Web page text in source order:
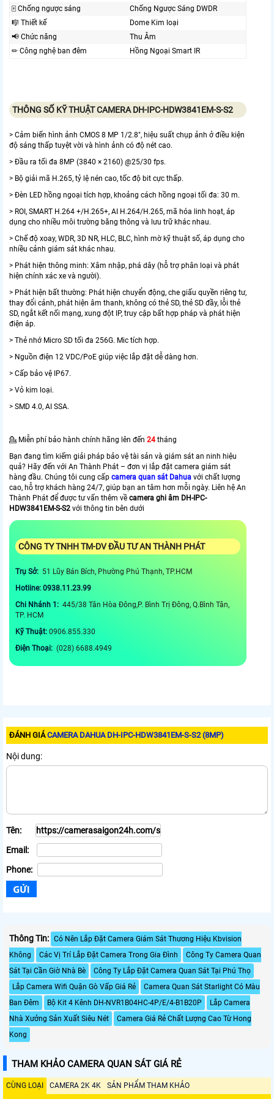
🀄 Chống ngược sáng
Chống Ngược Sáng DWDR
🎼️ Thiết kế
Dome Kim loại
📢 Chức năng
Thu Âm
✏ Công nghệ ban đêm
Hồng Ngoại Smart IR
THÔNG SỐ KỸ THUẬT CAMERA DH-IPC-HDW3841EM-S-S2
> Cảm biến hình ảnh CMOS 8 MP 1/2.8", hiệu suất chụp ảnh ở điều kiện
độ sáng thấp tuyệt vời và hình ảnh có độ nét cao.
> Đầu ra tối đa 8MP (3840 × 2160) @25/30 fps.
> Bộ giải mã H.265, tỷ lệ nén cao, tốc độ bit cực thấp.
> Đèn LED hồng ngoại tích hợp, khoảng cách hồng ngoại tối đa: 30 m.
> ROI, SMART H.264 +/H.265+, AI H.264/H.265, mã hóa linh hoạt, áp
dụng cho nhiều môi trường băng thông và lưu trữ khác nhau.
> Chế độ xoay, WDR, 3D NR, HLC, BLC, hình mờ kỹ thuật số, áp dụng cho
nhiều cảnh giám sát khác nhau.
> Phát hiện thông minh: Xâm nhập, phá dây (hỗ trợ phân loại và phát
hiện chính xác xe và người).
> Phát hiện bất thường: Phát hiện chuyển động, che giấu quyền riêng tư,
thay đổi cảnh, phát hiện âm thanh, không có thẻ SD, thẻ SD đầy, lỗi thẻ
SD, ngắt kết nối mạng, xung đột IP, truy cập bất hợp pháp và phát hiện
điện áp.
> Thẻ nhớ Micro SD tối đa 256G. Mic tích hợp.
> Nguồn điện 12 VDC/PoE giúp việc lắp đặt dễ dàng hơn.
> Cấp bảo vệ IP67.
> Vỏ kim loại.
> SMD 4.0, AI SSA.
💁 Miễn phí bảo hành chính hãng lên đến 24 tháng
Bạn đang tìm kiếm giải pháp bảo vệ tài sản và giám sát an ninh hiệu
quả? Hãy đến với An Thành Phát – đơn vị lắp đặt camera giám sát
hàng đầu. Chúng tôi cung cấp camera quan sát Dahua với chất lượng
cao, hỗ trợ khách hàng 24/7, giúp bạn an tâm hơn mỗi ngày. Liên hệ An
Thành Phát để được tư vấn thêm về camera ghi âm DH-IPC-
HDW3841EM-S-S2 với thông tin bên dưới
CÔNG TY TNHH TM-DV ĐẦU TƯ AN THÀNH PHÁT
Trụ Sở: 51 Lũy Bán Bích, Phường Phú Thạnh, TP.HCM
Hotline: 0938.11.23.99
Chi Nhánh 1: 445/38 Tân Hòa Đông,P. Bình Trị Đông, Q.Bình Tân,
TP. HCM
Kỹ Thuật: 0906.855.330
Điện Thoại: (028) 6688.4949
ĐÁNH GIÁCAMERA DAHUA DH-IPC-HDW3841EM-S-S2 (8MP)
Nội dung:
Tên:
Email:
Phone:
Thông Tin: Có Nên Lắp Đặt Camera Giám Sát Thương Hiệu Kbvision
Không
Các Vị Trí Lắp Đặt Camera Trong Gia Đình
Công Ty Camera Quan
Sát Tại Cần Giờ Nhà Bè
Công Ty Lắp Đặt Camera Quan Sát Tại Phú Thọ
Lắp Camera Wifi Quận Gò Vấp Giá Rẻ
Camera Quan Sát Starlight Có Màu
Ban Đêm
Bộ Kit 4 Kênh DH-NVR1B04HC-4P/E/4-B1B20P
Lắp Camera
Nhà Xưởng Sản Xuất Siêu Nét
Camera Giá Rẻ Chất Lượng Cao Từ Hong
Kong
THAM KHẢO CAMERA QUAN SÁT GIÁ RẺ
CÙNG LOẠI CAMERA 2K 4K SẢN PHẨM THAM KHẢO